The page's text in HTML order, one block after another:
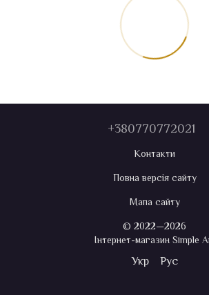
+380770772021
Контакти
Повна версія сайту
Мапа сайту
© 2022—2026
Інтернет-магазин Simple
Укр Рус